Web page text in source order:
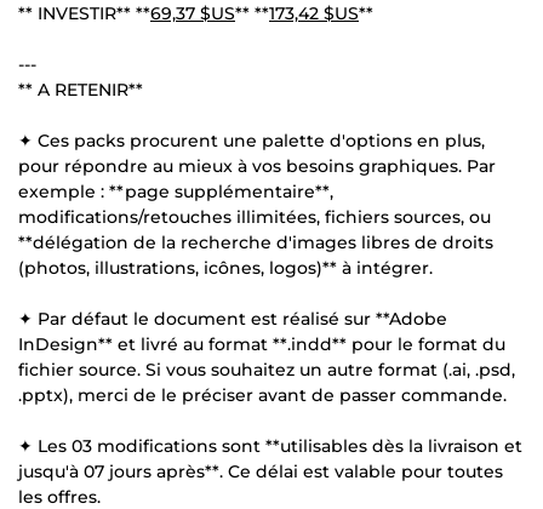
** INVESTIR** **69,37 $US** **173,42 $US**
---
** A RETENIR**
✦ Ces packs procurent une palette d'options en plus,
pour répondre au mieux à vos besoins graphiques. Par
exemple : **page supplémentaire**,
modifications/retouches illimitées, fichiers sources, ou
**délégation de la recherche d'images libres de droits
(photos, illustrations, icônes, logos)** à intégrer.
✦ Par défaut le document est réalisé sur **Adobe
InDesign** et livré au format **.indd** pour le format du
fichier source. Si vous souhaitez un autre format (.ai, .psd,
.pptx), merci de le préciser avant de passer commande.
✦ Les 03 modifications sont **utilisables dès la livraison et
jusqu'à 07 jours après**. Ce délai est valable pour toutes
les offres.